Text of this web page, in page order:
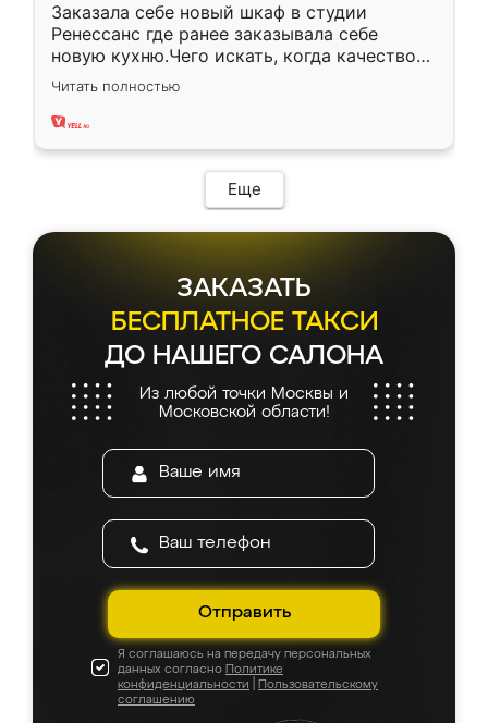
Заказала себе новый шкаф в студии
Ренессанс где ранее заказывала себе
новую кухню.Чего искать, когда качеством
вполне довольна. Служит кухня уже почти
два года, нареканий нет.
Читать полностью
Еще
ЗАКАЗАТЬ
БЕСПЛАТНОЕ ТАКСИ
ДО НАШЕГО САЛОНА
Из любой точки Москвы и
Московской области!
Отправить
Я соглашаюсь на передачу персональных
данных согласно Политике
конфиденциальности
Пользовательскому
соглашению